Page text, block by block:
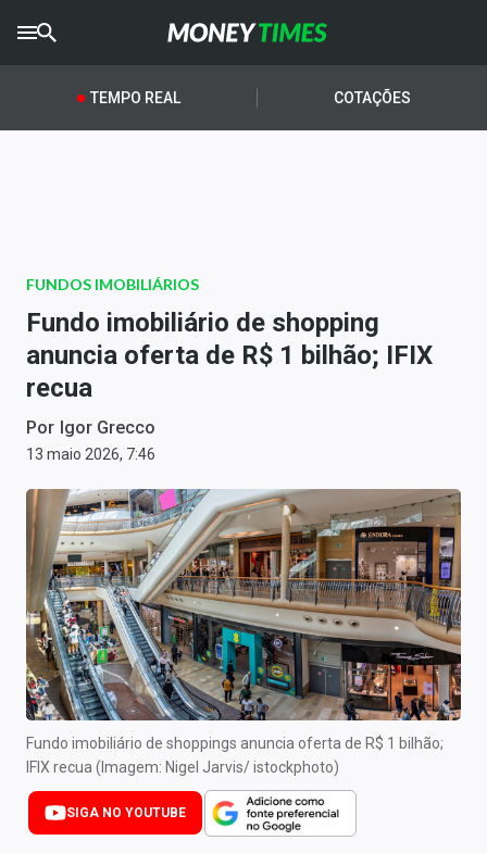
CRYPTOTIMES
AGROTIMES
Newsletters
Money Trader
Anuncie
Últimas Notícias
Newsletters
Cotações
Comprar ou vender?
Carteiras Recomendadas
Central de Dividendos
Central de Fundos Imobiliários
Central dos IPOs
Renda Fixa
TEMPO REAL COTAÇÕES
FUNDOS IMOBILIÁRIOS
Fundo imobiliário de shopping
anuncia oferta de R$ 1 bilhão; IFIX
recua
Por Igor Grecco
13 maio 2026, 7:46
Fundo imobiliário de shoppings anuncia oferta de R$ 1 bilhão;
IFIX recua (Imagem: Nigel Jarvis/ istockphoto)
SIGA NO YOUTUBE